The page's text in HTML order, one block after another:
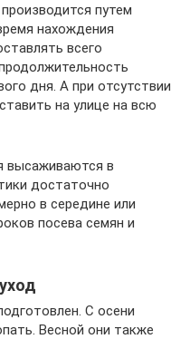
путем
нахождения
всего
дня. А при отсутствии
на улице на всю
высаживаются в
достаточно
в середине или
посева семян и
С осени
Весной они также